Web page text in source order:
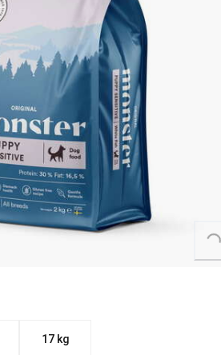
Loading...
17 kg